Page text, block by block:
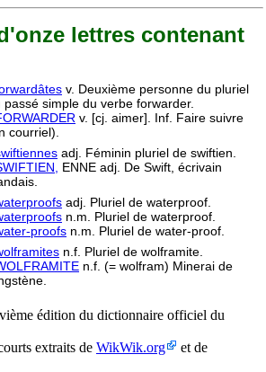
lettres contenant
v. Deuxième personne du pluriel
passé simple du verbe forwarder.
v. [cj. aimer]. Inf. Faire suivre
courriel).
adj. Féminin pluriel de swiftien.
ENNE adj. De Swift, écrivain
adj. Pluriel de waterproof.
n.m. Pluriel de waterproof.
proofs n.m. Pluriel de water-proof.
n.f. Pluriel de wolframite.
n.f. (= wolfram) Minerai de
édition du dictionnaire officiel du
extraits de WikWik.org
et de